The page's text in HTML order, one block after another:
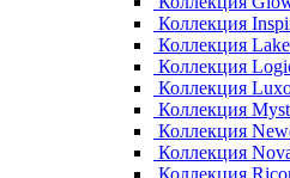
Коллекция
Коллекция
Коллекция
Коллекция
Коллекция
Коллекция
Коллекция
Коллекция